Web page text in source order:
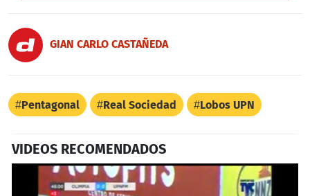
GIAN CARLO CASTAÑEDA
Pentagonal Real Sociedad Lobos UPN
VIDEOS RECOMENDADOS